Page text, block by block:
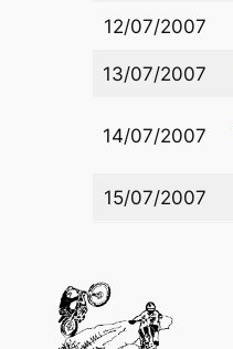
12/07/2007
13/07/2007
14/07/2007
15/07/2007